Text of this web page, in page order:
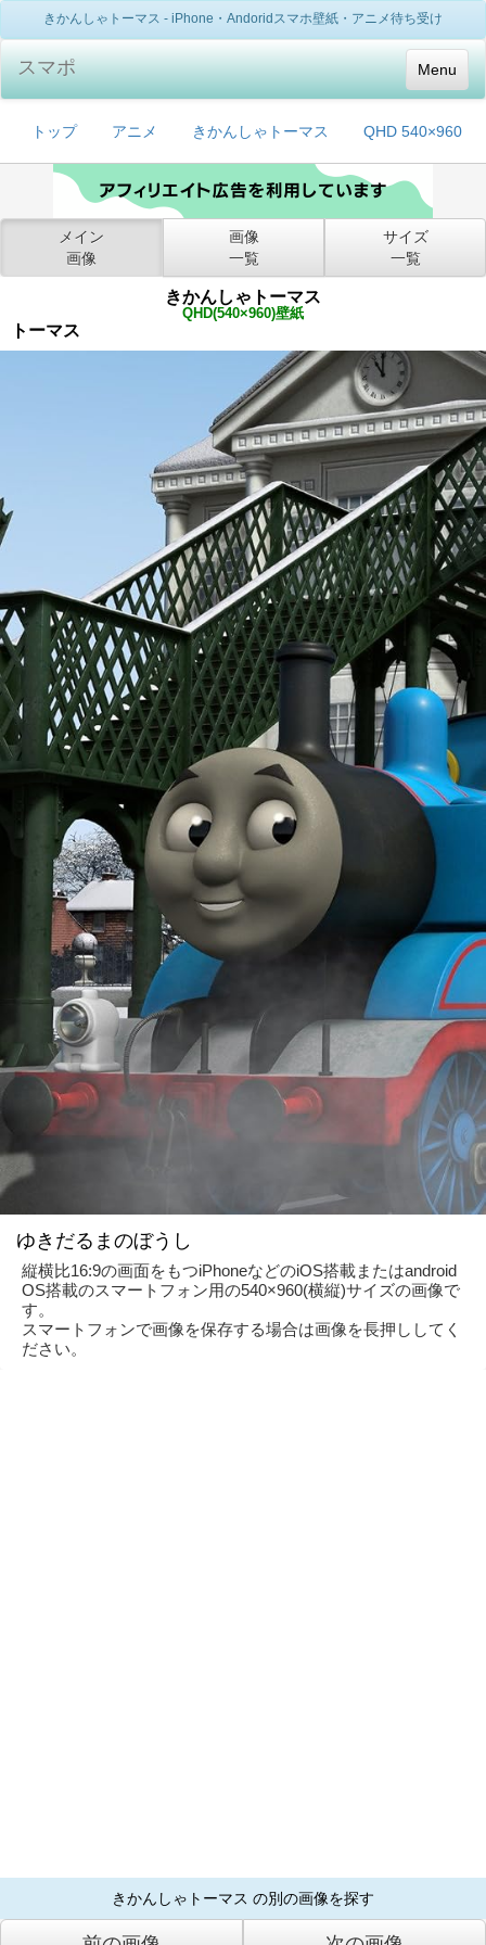
きかんしゃトーマス - iPhone・Andoridスマホ壁紙・アニメ待ち受け
Menu
スマポ
トップ アニメ きかんしゃトーマス QHD 540×960
メイン
画像
画像
一覧
サイズ
一覧
きかんしゃトーマス
QHD(540×960)壁紙
トーマス
ゆきだるまのぼうし
縦横比16:9の画面をもつiPhoneなどのiOS搭載またはandroid
OS搭載のスマートフォン用の540×960(横縦)サイズの画像で
す。
スマートフォンで画像を保存する場合は画像を長押ししてく
ださい。
きかんしゃトーマス の別の画像を探す